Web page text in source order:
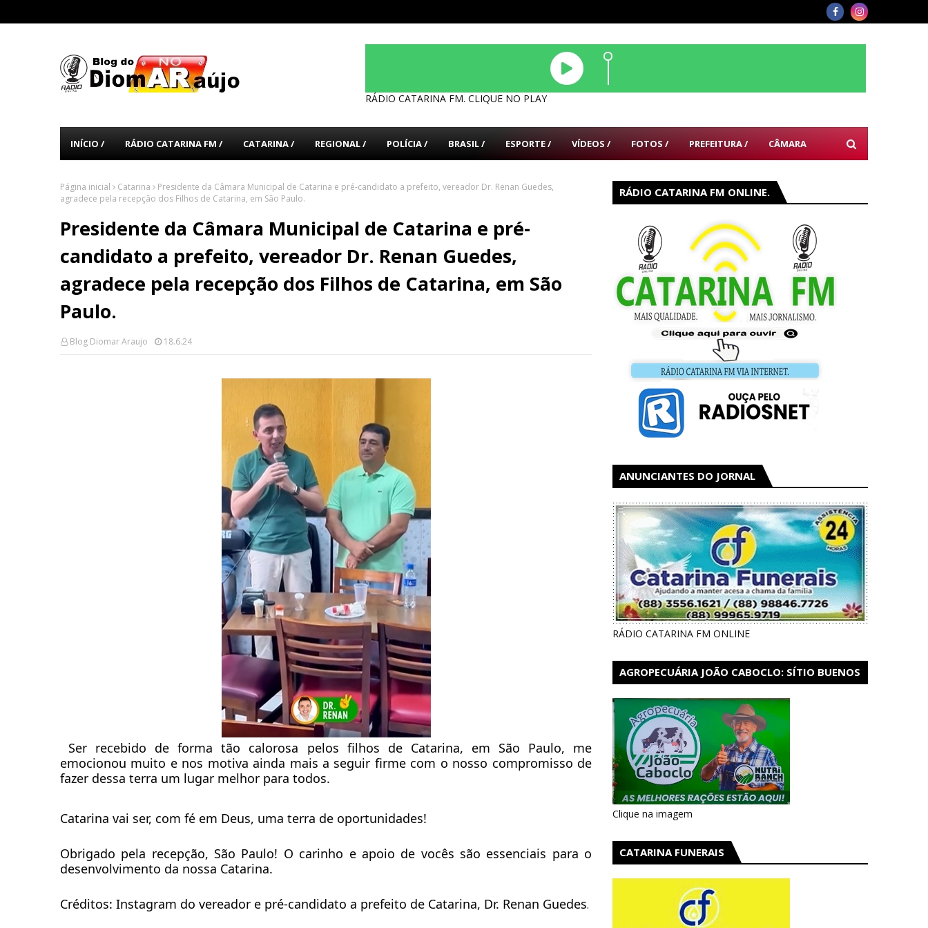
RÁDIO CATARINA FM. CLIQUE NO PLAY
INÍCIO / RÁDIO CATARINA FM / CATARINA / REGIONAL / POLÍCIA / BRASIL / ESPORTE / VÍDEOS / FOTOS / PREFEITURA / CÂMARA
Página inicial Catarina
Presidente da Câmara Municipal de Catarina e pré-candidato a prefeito, vereador Dr. Renan Guedes,
agradece pela recepção dos Filhos de Catarina, em São Paulo.
Presidente da Câmara Municipal de Catarina e pré-
candidato a prefeito, vereador Dr. Renan Guedes,
agradece pela recepção dos Filhos de Catarina, em São
Paulo.
Blog Diomar Araujo 18.6.24
Ser recebido de forma tão calorosa pelos filhos de Catarina, em São Paulo, me
emocionou muito e nos motiva ainda mais a seguir firme com o nosso compromisso de
fazer dessa terra um lugar melhor para todos.
Catarina vai ser, com fé em Deus, uma terra de oportunidades!
Obrigado pela recepção, São Paulo! O carinho e apoio de vocês são essenciais para o
desenvolvimento da nossa Catarina.
Créditos: Instagram do vereador e pré-candidato a prefeito de Catarina, Dr. Renan Guedes.
RÁDIO CATARINA FM ONLINE.
ANUNCIANTES DO JORNAL
RÁDIO CATARINA FM ONLINE
AGROPECUÁRIA JOÃO CABOCLO: SÍTIO BUENOS
Clique na imagem
CATARINA FUNERAIS